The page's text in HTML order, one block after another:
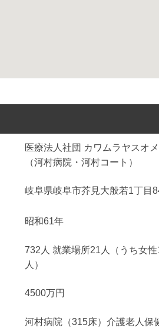
医療法人社団 カワムラヤスオ
（河村病院・河村コート）
岐阜県岐阜市芥見大般若1丁目
昭和61年
732人 就業場所21人（うち女
人）
4500万円
河村病院（315床）介護老人保